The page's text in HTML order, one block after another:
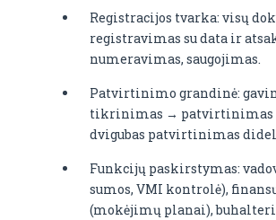
Registracijos tvarka: visų
registravimas su data ir
numeravimas, saugojimas.
Patvirtinimo grandinė:
tikrinimas → patvirtinimas
dvigubas patvirtinimas
Funkcijų paskirstymas:
sumos, VMI kontrolė),
(mokėjimų planai),